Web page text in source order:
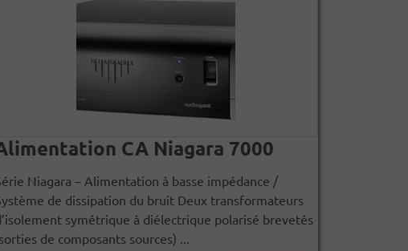
CA Niagara 7000
Niagara – Alimentation à basse impédance /
de dissipation du bruit Deux transformateurs
symétrique à diélectrique polarisé brevetés
de composants sources) ...